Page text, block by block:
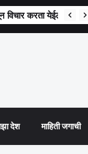
करता येईल, राज्य
देश माहिती जगाची